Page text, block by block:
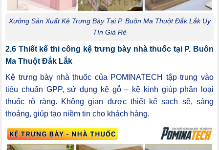
Xưởng Sản Xuất Kệ Trưng Bày Tại P. Buôn Ma Thuột Đắk Lắk Uy
Tín Giá Rẻ
2.6 Thiết kế thi công kệ trưng bày nhà thuốc tại P. Buôn
Ma Thuột Đắk Lắk
Kệ trưng bày nhà thuốc của POMINATECH tập trung vào
tiêu chuẩn GPP, sử dụng kệ gỗ – kệ kính giúp phân loại
thuốc rõ ràng. Không gian được thiết kế sạch sẽ, sáng
thoáng, giúp tạo niềm tin cho khách hàng.